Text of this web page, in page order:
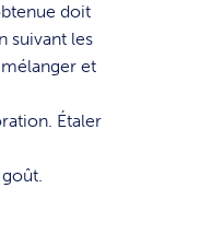
doit
suivant les
et
Étaler